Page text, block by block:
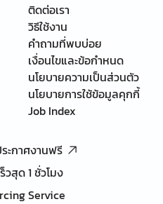
ติดต่อเรา
วิธีใช้งาน
คำถามที่พบบ่อย
เงื่อนไขและข้อกำหนด
นโยบายความเป็นส่วนตัว
นโยบายการใช้ข้อมูลคุกกี้
Job Index
ะกาศงานฟรี
วสุด 1 ชั่วโมง
Service